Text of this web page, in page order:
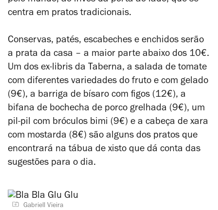
centra em pratos tradicionais.
Conservas, patés, escabeches e enchidos serão
a prata da casa – a maior parte abaixo dos 10€.
Um dos ex-libris da Taberna, a salada de tomate
com diferentes variedades do fruto e com gelado
(9€), a barriga de bísaro com figos (12€), a
bifana de bochecha de porco grelhada (9€), um
pil-pil com bróculos bimi (9€) e a cabeça de xara
com mostarda (8€) são alguns dos pratos que
encontrará na tábua de xisto que dá conta das
sugestões para o dia.
Gabriell Vieira